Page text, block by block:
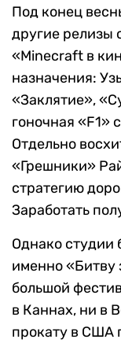
Под конец
другие релизы
«Minecraft в
назначения:
«Заклятие»,
гоночная «F1»
Отдельно
«Грешники»
стратегию
Заработать
Однако студии
именно «Битву
большой
в Каннах, ни в
прокату в США